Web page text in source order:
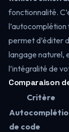
fonctionnalité.
permet d’éditer
langage naturel,
l’intégralité de
Comparaison
Critère
de code